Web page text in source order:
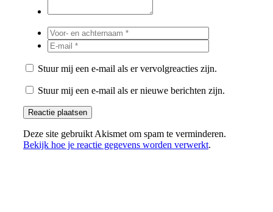
Stuur mij een e-mail als er vervolgreacties zijn.
Stuur mij een e-mail als er nieuwe berichten zijn.
Deze site gebruikt Akismet om spam te verminderen.
Bekijk hoe je reactie gegevens worden verwerkt.